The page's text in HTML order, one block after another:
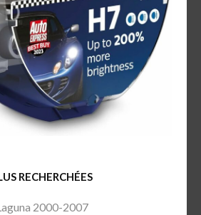
RECHERCHÉES
2000-2007